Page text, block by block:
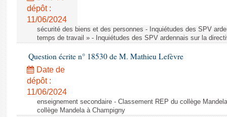
dépôt :
11/06/2024
sécurité des biens et des personnes - Inquiétudes des SPV
temps de travail » - Inquiétudes des SPV ardennais sur la
Question écrite n° 18530 de M. Mathieu Lefèvre
Date de
dépôt :
11/06/2024
enseignement secondaire - Classement REP du collège
collège Mandela à Champigny